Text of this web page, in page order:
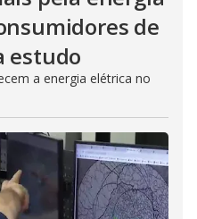
de
estudo
a energia elétrica no